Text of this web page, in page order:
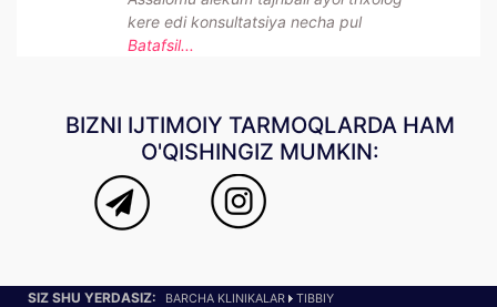
kere edi konsultatsiya necha pul
Batafsil...
BIZNI IJTIMOIY TARMOQLARDA HAM
O'QISHINGIZ MUMKIN:
SIZ SHU YERDASIZ: BARCHA KLINIKALAR
TIBBIY